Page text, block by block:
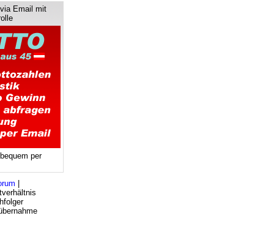
Email mit
per